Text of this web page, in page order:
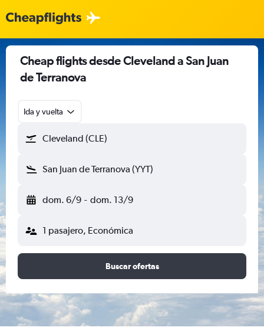
Cheap flights desde Cleveland a San Juan
de Terranova
Ida y vuelta
Cleveland (CLE)
San Juan de Terranova (YYT)
dom. 6/9 - dom. 13/9
1 pasajero, Económica
Buscar ofertas